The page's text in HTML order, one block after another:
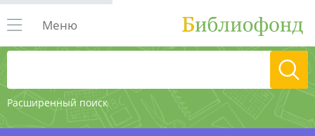
Расширенный поиск
Меню